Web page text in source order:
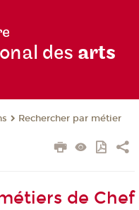
des arts
Rechercher par métier
de Chef